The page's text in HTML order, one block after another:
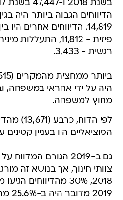
הדיווחים הגבוה ביותר היה
14,819. הדיווחים אחרים
רגשית - 3,433.
מחוץ למשפחה.
לפי הדוח,
הסוציאליים היו בעניין קטינים
גם ב-2019 הגורם
צוותי חינוך, אך בנושא זה
2018, 30% מהדיווחים